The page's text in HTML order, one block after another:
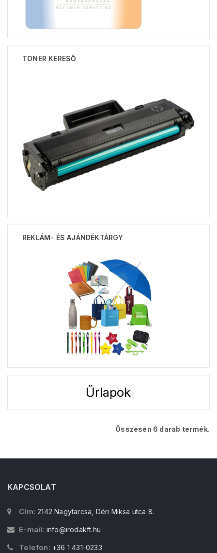
TONER KERESŐ
REKLÁM- ÉS AJÁNDÉKTÁRGY
Űrlapok
Összesen 6 darab termék.
KAPCSOLAT
Cím: 2142 Nagytarcsa, Déri Miksa utca 8.
E-mail: info@irodakft.hu
Telefon: +36 1 431-0233